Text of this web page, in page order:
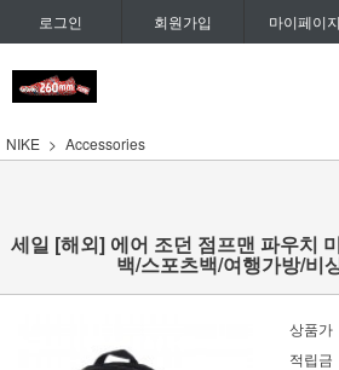
로그인 회원가입 마이페이지
NIKE Accessories
세일 [해외] 에어 조던 점프맨 파우치
백/스포츠백/여행가방/비
상품가
적립금